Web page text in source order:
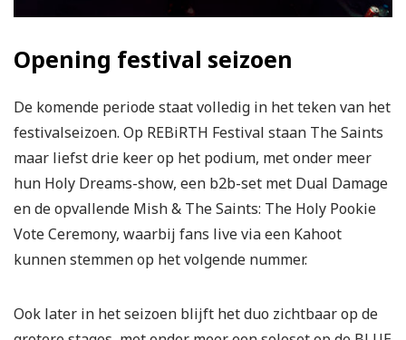
Opening festival seizoen
De komende periode staat volledig in het teken van het
festivalseizoen. Op REBiRTH Festival staan The Saints
maar liefst drie keer op het podium, met onder meer
hun Holy Dreams-show, een b2b-set met Dual Damage
en de opvallende Mish & The Saints: The Holy Pookie
Vote Ceremony, waarbij fans live via een Kahoot
kunnen stemmen op het volgende nummer.
Ook later in het seizoen blijft het duo zichtbaar op de